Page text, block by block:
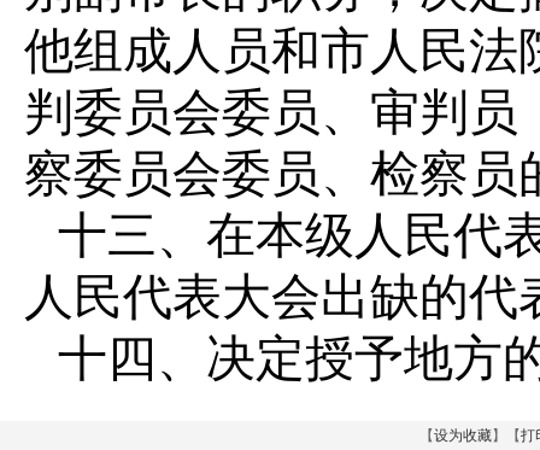
他组成人员和市人民
判委员会委员、审判
察委员会委员、检察员
十三、在本级人民代
人民代表大会出缺的
十四、决定授予地方
【设为收藏】【打